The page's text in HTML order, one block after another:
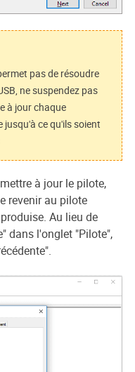
pas de résoudre
ne suspendez pas
à jour chaque
jusqu'à ce qu'ils soient
à jour le pilote,
revenir au pilote
Au lieu de
dans l'onglet "Pilote",